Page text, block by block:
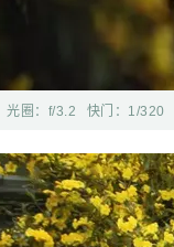
光圈： f/3.2 快门： 1/320